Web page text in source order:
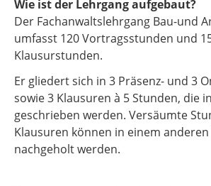
Wie ist der Lehrgang aufgebaut?
Der Fachanwaltslehrgang Bau-und
umfasst 120 Vortragsstunden und
Klausurstunden.
Er gliedert sich in 3 Präsenz- und 3
sowie 3 Klausuren à 5 Stunden, die
geschrieben werden. Versäumte
Klausuren können in einem
nachgeholt werden.